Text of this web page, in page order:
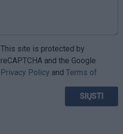
This site is protected by
reCAPTCHA and the Google
Privacy Policy and Terms of